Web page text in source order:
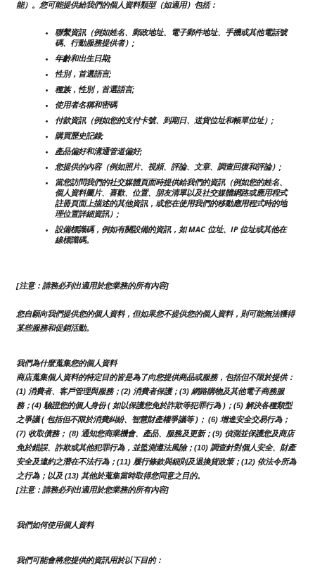
能）。您可能提供給我們的個人資料類型（如適用）包括：
聯繫資訊（例如姓名、郵政地址、電子郵件地址、手機或其他電話號
碼、行動服務提供者）;
年齡和出生日期;
性別，首選語言;
種族，性別，首選語言;
使用者名稱和密碼
付款資訊（例如您的支付卡號、到期日、送貨位址和帳單位址）;
購買歷史記錄;
產品偏好和溝通管道偏好;
您提供的內容（例如照片、視頻、評論、文章、調查回復和評論）;
當您訪問我們的社交媒體頁面時提供給我們的資訊（例如您的姓名、
個人資料圖片、喜歡、位置、朋友清單以及社交媒體網路或應用程式
註冊頁面上描述的其他資訊，或您在使用我們的移動應用程式時的地
理位置詳細資訊）;
設備標識碼，例如有關設備的資訊，如 MAC 位址、IP 位址或其他在
線標識碼。
[注意：請務必列出適用於您業務的所有內容]
您自願向我們提供您的個人資料，但如果您不提供您的個人資料，則可能無法獲得
某些服務和促銷活動。
我們為什麼蒐集您的個人資料
商店蒐集個人資料的特定目的皆是為了向您提供商品或服務，包括但不限於提供：
(1) 消費者、客戶管理與服務；(2) 消費者保護；(3) 網路購物及其他電子商務服
務；(4) 驗證您的個人身份 ( 如以保護您免於詐欺等犯罪行為 )；(5) 解決各種類型
之爭議 ( 包括但不限於消費糾紛、智慧財產權爭議等 )； (6) 增進安全交易行為；
(7) 收取債務； (8) 通知您商業機會、產品、服務及更新；(9) 偵測並保護您及商店
免於錯誤、詐欺或其他犯罪行為，並監測遵法風險；(10) 調查針對個人安全、財產
安全及違約之潛在不法行為；(11) 履行條款與細則及退換貨政策；(12) 依法令所為
之行為；以及 (13) 其他於蒐集當時取得您同意之目的。
[注意：請務必列出適用於您業務的所有內容]
我們如何使用個人資料
我們可能會將您提供的資訊用於以下目的：